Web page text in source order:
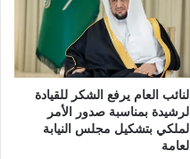
النائب العام يرفع الشكر للقيادة
الرشيدة بمناسبة صدور الأمر
الملكي بتشكيل مجلس النيابة
العامة